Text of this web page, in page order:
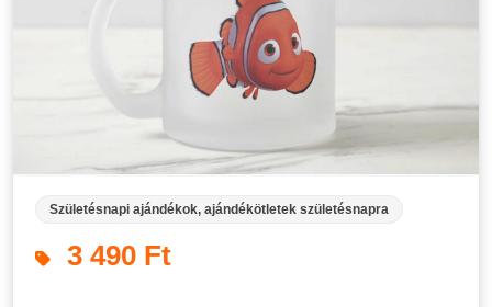
Születésnapi ajándékok, ajándékötletek születésnapra
3 490 Ft